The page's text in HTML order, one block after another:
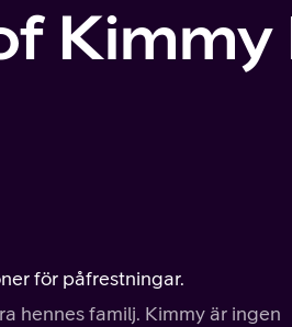
Kimmy
för påfrestningar.
hennes familj. Kimmy är ingen